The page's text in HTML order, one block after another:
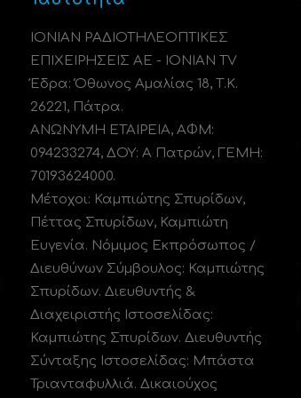
ΙΟΝΙΑΝ ΡΑΔΙΟΤΗΛΕΟΠΤΙΚΕΣ
ΕΠΙΧΕΙΡΗΣΕΙΣ ΑΕ - IONIAN TV
Έδρα: Όθωνος Αμαλίας 18, Τ.Κ.
26221, Πάτρα.
ΑΝΩΝΥΜΗ ΕΤΑΙΡΕΙΑ, ΑΦΜ:
094233274, ΔΟΥ: A Πατρών, ΓΕΜΗ:
70193624000.
Μέτοχοι: Καμπιώτης Σπυρίδων,
Πέττας Σπυρίδων, Καμπιώτη
Ευγενία. Νόμιμος Εκπρόσωπος /
Διευθύνων Σύμβουλος: Καμπιώτης
Σπυρίδων. Διευθυντής &
Διαχειριστής Ιστοσελίδας:
Καμπιώτης Σπυρίδων. Διευθυντής
Σύνταξης Ιστοσελίδας: Μπάστα
Τριανταφυλλιά. Δικαιούχος